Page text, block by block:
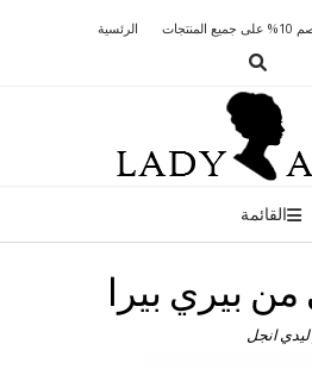
الرئسية
القائمة
بيري بيرا
انجل